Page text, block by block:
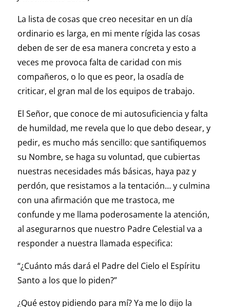
La lista de cosas que creo necesitar en un día
ordinario es larga, en mi mente rígida las cosas
deben de ser de esa manera concreta y esto a
veces me provoca falta de caridad con mis
compañeros, o lo que es peor, la osadía de
criticar, el gran mal de los equipos de trabajo.
El Señor, que conoce de mi autosuficiencia y falta
de humildad, me revela que lo que debo desear, y
pedir, es mucho más sencillo: que santifiquemos
su Nombre, se haga su voluntad, que cubiertas
nuestras necesidades más básicas, haya paz y
perdón, que resistamos a la tentación… y culmina
con una afirmación que me trastoca, me
confunde y me llama poderosamente la atención,
al asegurarnos que nuestro Padre Celestial va a
responder a nuestra llamada especifica:
“¿Cuánto más dará el Padre del Cielo el Espíritu
Santo a los que lo piden?”
¿Qué estoy pidiendo para mí? Ya me lo dijo la